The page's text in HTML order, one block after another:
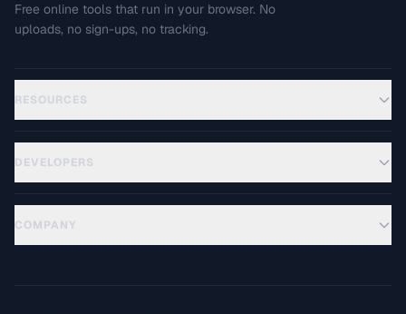
Free online tools that run in your browser. No
uploads, no sign-ups, no tracking.
RESOURCES
DEVELOPERS
COMPANY